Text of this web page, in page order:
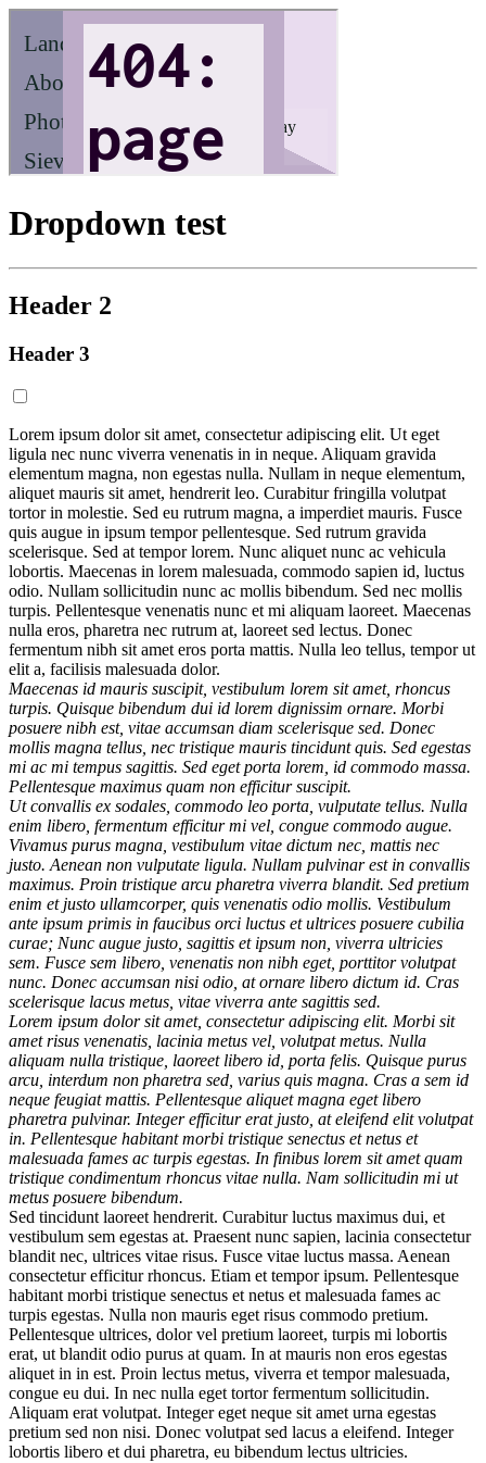
Dropdown test
Header 2
Header 3
Lorem ipsum dolor sit amet, consectetur adipiscing elit. Ut eget
ligula nec nunc viverra venenatis in in neque. Aliquam gravida
elementum magna, non egestas nulla. Nullam in neque elementum,
aliquet mauris sit amet, hendrerit leo. Curabitur fringilla volutpat
tortor in molestie. Sed eu rutrum magna, a imperdiet mauris. Fusce
quis augue in ipsum tempor pellentesque. Sed rutrum gravida
scelerisque. Sed at tempor lorem. Nunc aliquet nunc ac vehicula
lobortis. Maecenas in lorem malesuada, commodo sapien id, luctus
odio. Nullam sollicitudin nunc ac mollis bibendum. Sed nec mollis
turpis. Pellentesque venenatis nunc et mi aliquam laoreet. Maecenas
nulla eros, pharetra nec rutrum at, laoreet sed lectus. Donec
fermentum nibh sit amet eros porta mattis. Nulla leo tellus, tempor ut
elit a, facilisis malesuada dolor.
Maecenas id mauris suscipit, vestibulum lorem sit amet, rhoncus
turpis. Quisque bibendum dui id lorem dignissim ornare. Morbi
posuere nibh est, vitae accumsan diam scelerisque sed. Donec
mollis magna tellus, nec tristique mauris tincidunt quis. Sed egestas
mi ac mi tempus sagittis. Sed eget porta lorem, id commodo massa.
Pellentesque maximus quam non efficitur suscipit.
Ut convallis ex sodales, commodo leo porta, vulputate tellus. Nulla
enim libero, fermentum efficitur mi vel, congue commodo augue.
Vivamus purus magna, vestibulum vitae dictum nec, mattis nec
justo. Aenean non vulputate ligula. Nullam pulvinar est in convallis
maximus. Proin tristique arcu pharetra viverra blandit. Sed pretium
enim et justo ullamcorper, quis venenatis odio mollis. Vestibulum
ante ipsum primis in faucibus orci luctus et ultrices posuere cubilia
curae; Nunc augue justo, sagittis et ipsum non, viverra ultricies
sem. Fusce sem libero, venenatis non nibh eget, porttitor volutpat
nunc. Donec accumsan nisi odio, at ornare libero dictum id. Cras
scelerisque lacus metus, vitae viverra ante sagittis sed.
Lorem ipsum dolor sit amet, consectetur adipiscing elit. Morbi sit
amet risus venenatis, lacinia metus vel, volutpat metus. Nulla
aliquam nulla tristique, laoreet libero id, porta felis. Quisque purus
arcu, interdum non pharetra sed, varius quis magna. Cras a sem id
neque feugiat mattis. Pellentesque aliquet magna eget libero
pharetra pulvinar. Integer efficitur erat justo, at eleifend elit volutpat
in. Pellentesque habitant morbi tristique senectus et netus et
malesuada fames ac turpis egestas. In finibus lorem sit amet quam
tristique condimentum rhoncus vitae nulla. Nam sollicitudin mi ut
metus posuere bibendum.
Sed tincidunt laoreet hendrerit. Curabitur luctus maximus dui, et
vestibulum sem egestas at. Praesent nunc sapien, lacinia consectetur
blandit nec, ultrices vitae risus. Fusce vitae luctus massa. Aenean
consectetur efficitur rhoncus. Etiam et tempor ipsum. Pellentesque
habitant morbi tristique senectus et netus et malesuada fames ac
turpis egestas. Nulla non mauris eget risus commodo pretium.
Pellentesque ultrices, dolor vel pretium laoreet, turpis mi lobortis
erat, ut blandit odio purus at quam. In at mauris non eros egestas
aliquet in in est. Proin lectus metus, viverra et tempor malesuada,
congue eu dui. In nec nulla eget tortor fermentum sollicitudin.
Aliquam erat volutpat. Integer eget neque sit amet urna egestas
pretium sed non nisi. Donec volutpat sed lacus a eleifend. Integer
lobortis libero et dui pharetra, eu bibendum lectus ultricies.